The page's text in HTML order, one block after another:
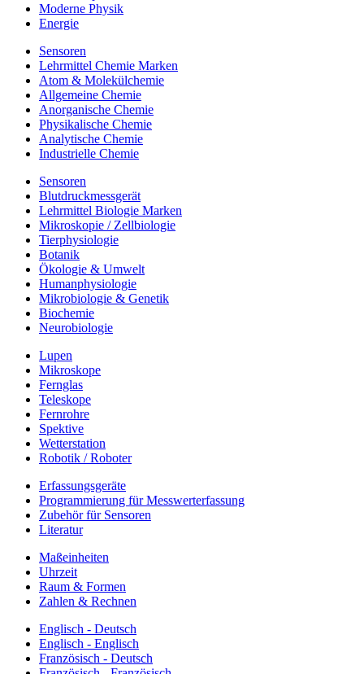
Moderne Physik
Energie
Sensoren
Lehrmittel Chemie Marken
Atom & Molekülchemie
Allgemeine Chemie
Anorganische Chemie
Physikalische Chemie
Analytische Chemie
Industrielle Chemie
Sensoren
Blutdruckmessgerät
Lehrmittel Biologie Marken
Mikroskopie / Zellbiologie
Tierphysiologie
Botanik
Ökologie & Umwelt
Humanphysiologie
Mikrobiologie & Genetik
Biochemie
Neurobiologie
Lupen
Mikroskope
Fernglas
Teleskope
Fernrohre
Spektive
Wetterstation
Robotik / Roboter
Erfassungsgeräte
Programmierung für Messwerterfassung
Zubehör für Sensoren
Literatur
Maßeinheiten
Uhrzeit
Raum & Formen
Zahlen & Rechnen
Englisch - Deutsch
Englisch - Englisch
Französisch - Deutsch